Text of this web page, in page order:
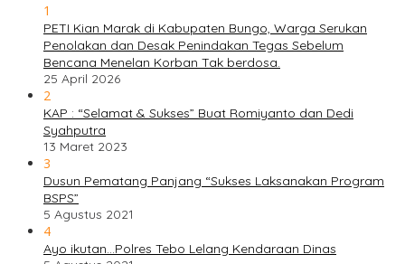
1
PETI Kian Marak di Kabupaten Bungo, Warga Serukan
Penolakan dan Desak Penindakan Tegas Sebelum
Bencana Menelan Korban Tak berdosa.
25 April 2026
2
KAP : “Selamat & Sukses” Buat Romiyanto dan Dedi
Syahputra
13 Maret 2023
3
Dusun Pematang Panjang “Sukses Laksanakan Program
BSPS”
5 Agustus 2021
4
Ayo ikutan…Polres Tebo Lelang Kendaraan Dinas